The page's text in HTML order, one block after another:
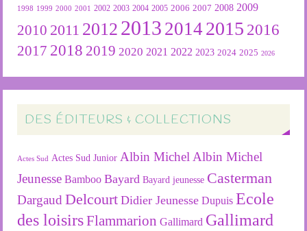
1998 1999 2000 2001 2002 2003 2004 2005 2006 2007 2008 2009
2010 2011 2012 2013 2014 2015 2016
2017 2018 2019 2020 2021 2022 2023 2024 2025 2026
DES ÉDITEURS & COLLECTIONS
Actes Sud Actes Sud Junior Albin Michel Albin Michel
Jeunesse Bamboo Bayard Bayard jeunesse Casterman
Dargaud Delcourt Didier Jeunesse Dupuis Ecole
des loisirsFlammarion Gallimard Gallimard